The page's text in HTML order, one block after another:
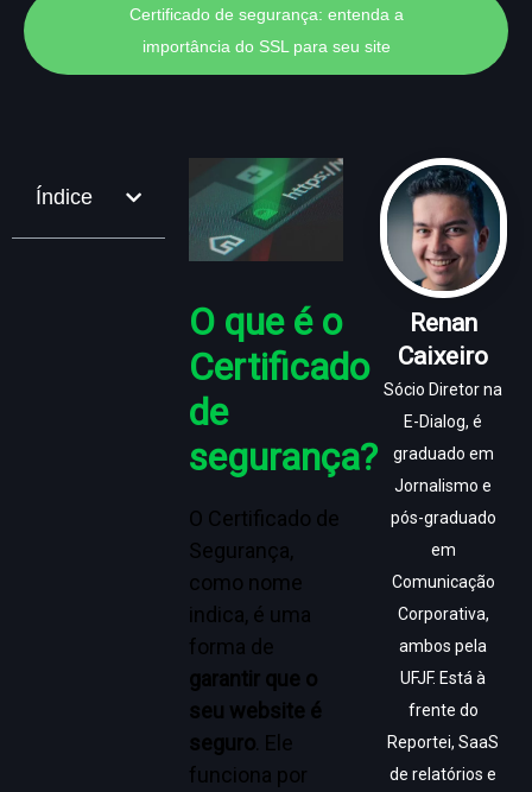
Certificado de segurança: entenda a
importância do SSL para seu site
Índice
O que é o
Certificado
de
segurança?
O Certificado de
Segurança,
como nome
indica, é uma
forma de
garantir que o
seu website é
seguro. Ele
funciona por
Renan
Caixeiro
Sócio Diretor na
E-Dialog, é
graduado em
Jornalismo e
pós-graduado
em
Comunicação
Corporativa,
ambos pela
UFJF. Está à
frente do
Reportei, SaaS
de relatórios e